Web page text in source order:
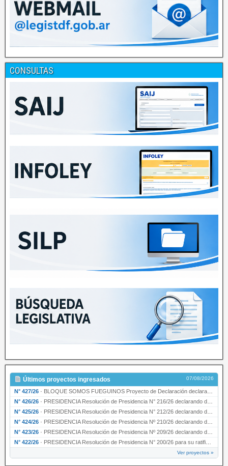
CONSULTAS
Últimos proyectos ingresados 07/08/2026
N° 427/26 · BLOQUE SOMOS FUEGUINOS Proyecto de Declaración declarando de interés provincial PRESIDENCI…
N° 426/26 · PRESIDENCIA Resolución de Presidencia N° 216/26 declarando de interés provincial la labor …
N° 425/26 · PRESIDENCIA Resolución de Presidencia N° 212/26 declarando de interés provincial el “50° A…
N° 424/26 · PRESIDENCIA Resolución de Presidencia Nº 210/26 declarando de interés provincial el proyec…
N° 423/26 · PRESIDENCIA Resolución de Presidencia Nº 209/26 declarando de interés provincial la presen…
N° 422/26 · PRESIDENCIA Resolución de Presidencia N° 200/26 para su ratificación.
Ver proyectos »